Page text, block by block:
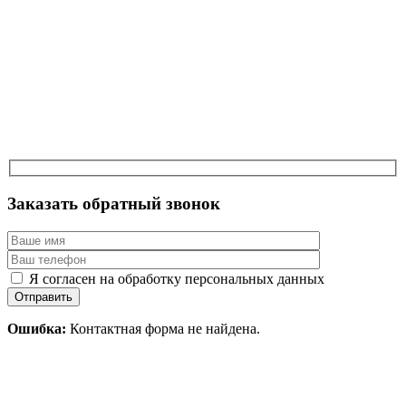
Заказать обратный звонок
Я согласен на обработку персональных данных
Отправить
Ошибка: Контактная форма не найдена.